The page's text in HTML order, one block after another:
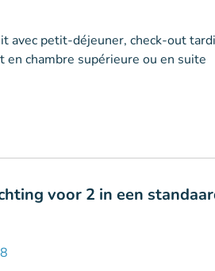
avec petit-déjeuner, check-out
en chambre supérieure ou en suite
voor 2 in een